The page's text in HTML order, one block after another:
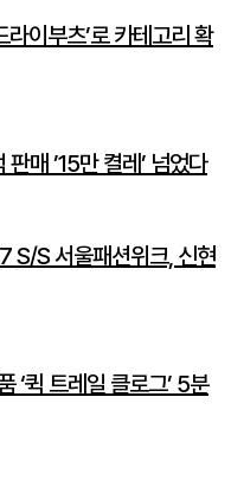
라이부츠’로 카테고리 확
매 ’15만 켤레’ 넘었다
S/S 서울패션위크, 신현
‘퀵 트레일 클로그’ 5분